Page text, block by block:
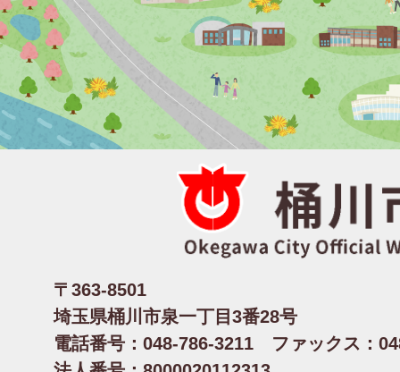
〒363-8501
埼玉県桶川市泉一丁目3番28号
電話番号：048-786-3211 ファックス：